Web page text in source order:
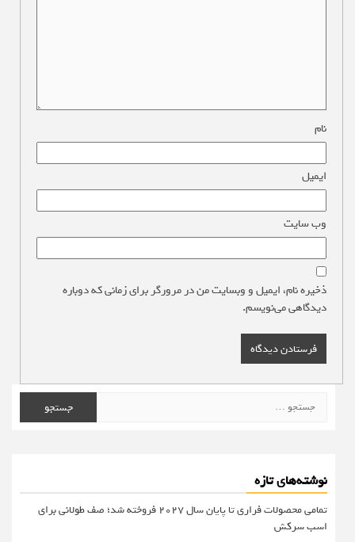
نام
ایمیل
وب‌ سایت
ذخیره نام، ایمیل و وبسایت من در مرورگر برای زمانی که دوباره
دیدگاهی می‌نویسم.
برای:
نوشته‌های تازه
تمامی محصولات فراری تا پایان سال ۲۰۲۷ فروخته شد؛ صف طولانی برای
اسب سرکش